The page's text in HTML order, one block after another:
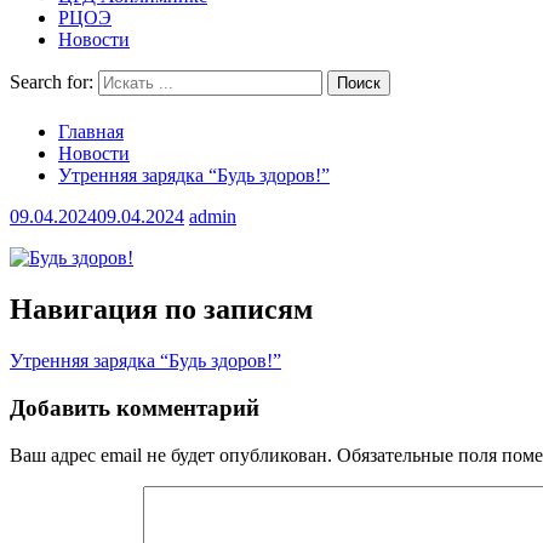
РЦОЭ
Новости
Search for:
Главная
Новости
Утренняя зарядка “Будь здоров!”
09.04.202409.04.2024 admin
Навигация по записям
Утренняя зарядка “Будь здоров!”
Добавить комментарий
Ваш адрес email не будет опубликован. Обязательные поля